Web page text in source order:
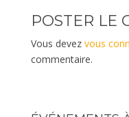
POSTER LE
Vous devez vous
commentaire.